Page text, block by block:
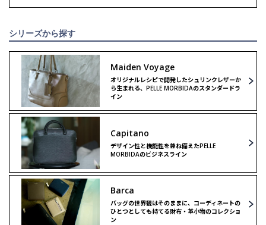
シリーズから探す
Maiden Voyage
オリジナルレシピで開発したシュリンクレザーか
ら生まれる、PELLE MORBIDAのスタンダードラ
イン
Capitano
デザイン性と機能性を兼ね備えたPELLE
MORBIDAのビジネスライン
Barca
バッグの世界観はそのままに、コーディネートの
ひとつとしても持てる財布・革小物のコレクショ
ン